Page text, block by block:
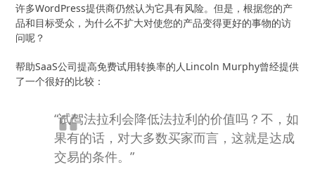
许多WordPress提供商仍然认为它具有风险。但是，根据您的产
品和目标受众，为什么不扩大对使您的产品变得更好的事物的访
问呢？
帮助SaaS公司提高免费试用转换率的人Lincoln Murphy曾经提供
了一个很好的比较：
“试驾法拉利会降低法拉利的价值吗？不，如
果有的话，对大多数买家而言，这就是达成
交易的条件。”